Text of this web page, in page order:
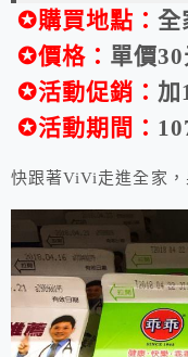
✪購買地點：全
✪價格： 單價30
✪活動促銷： 加
✪活動期間：
快跟著ViVi走進全家，